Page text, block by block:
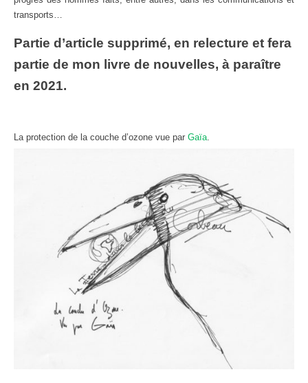
transports…
Partie d’article supprimé, en relecture et fera
partie de mon livre de nouvelles, à paraître
en 2021.
La protection de la couche d’ozone vue par Gaïa